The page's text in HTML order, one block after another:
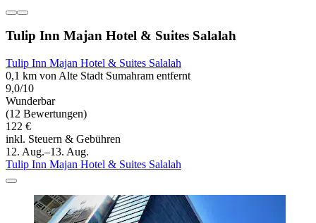
Tulip Inn Majan Hotel & Suites Salalah
Tulip Inn Majan Hotel & Suites Salalah
0,1 km von Alte Stadt Sumahram entfernt
9,0/10
Wunderbar
(12 Bewertungen)
122 €
inkl. Steuern & Gebühren
12. Aug.–13. Aug.
Tulip Inn Majan Hotel & Suites Salalah